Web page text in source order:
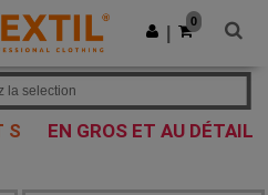
!
Obtenir l'appli
0
S EN GROS ET AU DÉTAIL
la selection